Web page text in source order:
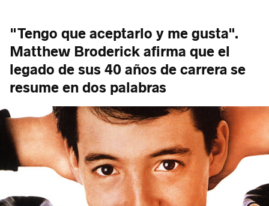
"Tengo que aceptarlo y me gusta".
Matthew Broderick afirma que el
legado de sus 40 años de carrera se
resume en dos palabras